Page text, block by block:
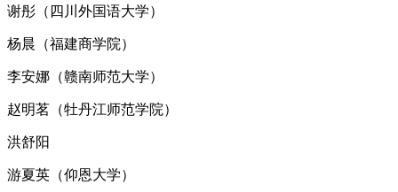
谢彤（四川外国语大学）
杨晨（福建商学院）
李安娜（赣南师范大学）
赵明茗（牡丹江师范学院）
洪舒阳
游夏英（仰恩大学）